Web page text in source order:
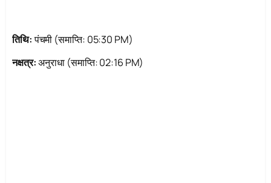
तिथि:पंचमी (समाप्ति: 05:30 PM)
नक्षत्र:अनुराधा (समाप्ति: 02:16 PM)